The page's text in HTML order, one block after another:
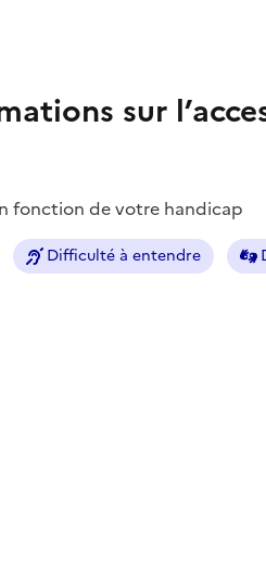
sur
fonction de votre handicap
Difficulté à entendre